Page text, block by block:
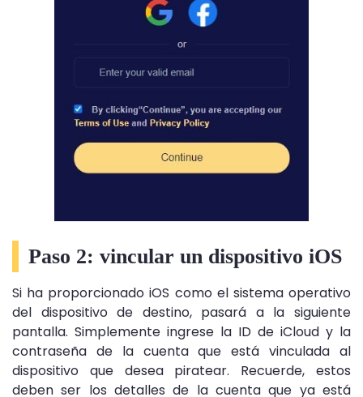
Paso 2: vincular un dispositivo iOS
Si ha proporcionado iOS como el sistema operativo
del dispositivo de destino, pasará a la siguiente
pantalla. Simplemente ingrese la ID de iCloud y la
contraseña de la cuenta que está vinculada al
dispositivo que desea piratear. Recuerde, estos
deben ser los detalles de la cuenta que ya está